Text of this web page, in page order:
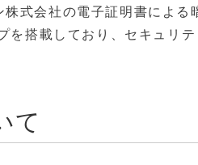
式会社の電子証明書による
を搭載しており、セキュリ
て